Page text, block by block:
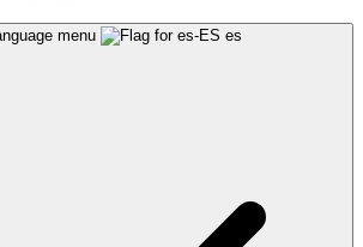
menu es